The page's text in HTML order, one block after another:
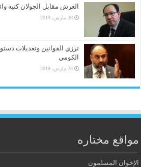
العرش مقابل الجولان كتبه
28 مارس، 2019
ترزي القوانين وتعديلات
الكومي
28 مارس، 2019
مواقع مختاره
الإخوان المسلمون